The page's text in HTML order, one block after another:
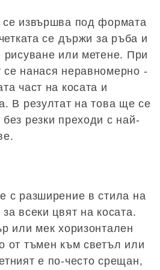
се извършва под формата
се държи за ръба и
рисуване или метене. При
се нанася неравномерно -
част на косата и
В резултат на това ще се
резки преходи с най-
с разширение в стила на
всеки цвят на косата.
или мек хоризонтален
от тъмен към светъл или
е по-често срещан,